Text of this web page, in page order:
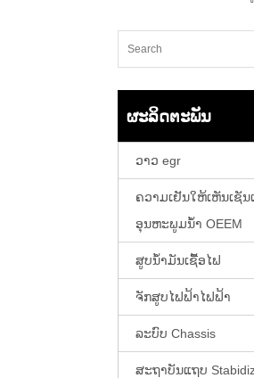
ຜະລິດຕະພັນ
ວາວ egr
ຄວາມເຢັນໃຫ້ເຫັນເຊັນ
ອຸນຫະພູມນ້ໍາ OEEM
ສູບນ້ໍາມັນເຊື້ອໄຟ
ຈັກສູບໄຟຟ້າໄຟຟ້າ
ລະບົບ Chassis
ສະຖາບັນແຖບ